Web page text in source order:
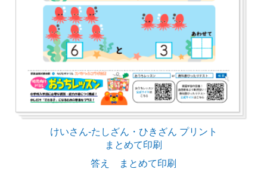
けいさん-たしざん・ひきざん プリント
まとめて印刷
答え まとめて印刷